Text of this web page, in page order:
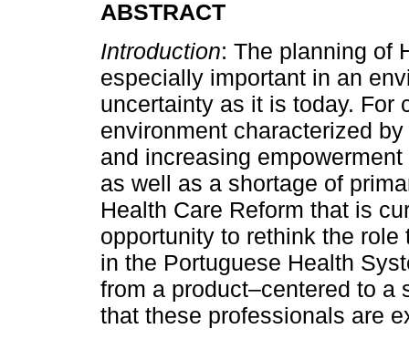
ABSTRACT
Introduction: The planning of
especially important in an
uncertainty as it is today. For
environment characterized
and increasing
as well as a shortage of
Health Care Reform that is
opportunity to rethink the
in the Portuguese Health
from a product–centered to a
that these professionals are